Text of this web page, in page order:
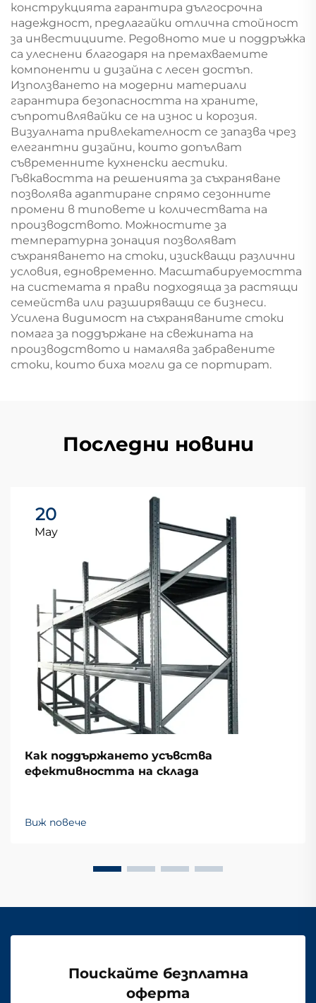
конструкцията гарантира дългосрочна
надеждност, предлагайки отлична стойност
за инвестициите. Редовното мие и поддръжка
са улеснени благодаря на премахваемите
компоненти и дизайна с лесен достъп.
Използването на модерни материали
гарантира безопасността на храните,
съпротивлявайки се на износ и корозия.
Визуалната привлекателност се запазва чрез
елегантни дизайни, които допълват
съвременните кухненски аестики.
Гъвкавостта на решенията за съхраняване
позволява адаптиране спрямо сезонните
промени в типовете и количествата на
производството. Можностите за
температурна зонация позволяват
съхраняването на стоки, изискващи различни
условия, едновременно. Масштабируемостта
на системата я прави подходяща за растящи
семейства или разширяващи се бизнеси.
Усилена видимост на съхраняваните стоки
помага за поддържане на свежината на
производството и намалява забравените
стоки, които биха могли да се портират.
Последни новини
20
May
Как поддържането усъвства
ефективността на склада
Виж повече
Поискайте безплатна
оферта